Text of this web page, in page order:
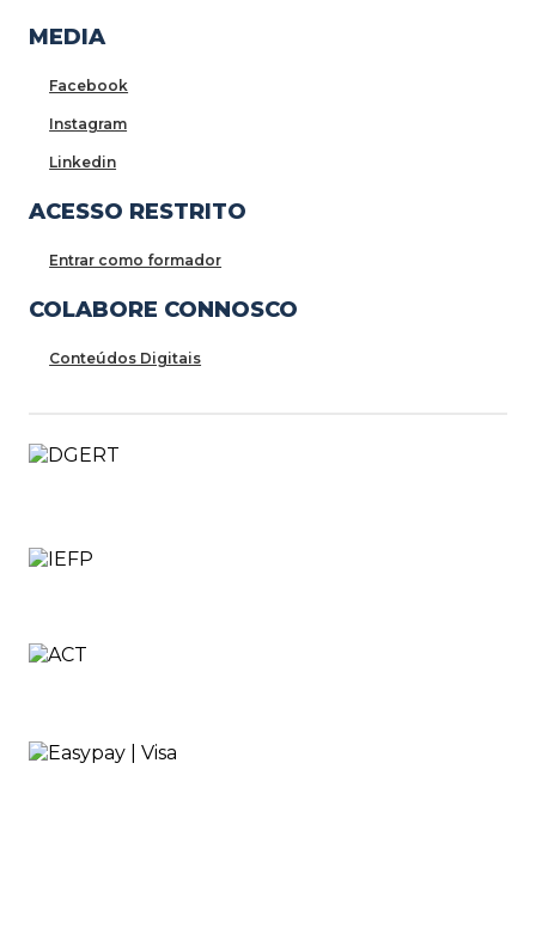
MEDIA
Facebook
Instagram
Linkedin
ACESSO RESTRITO
Entrar como formador
COLABORE CONNOSCO
Conteúdos Digitais